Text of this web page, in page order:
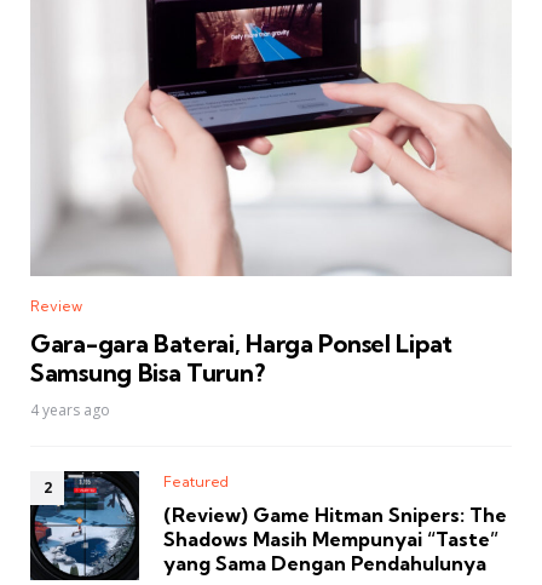
Review
Gara-gara Baterai, Harga Ponsel Lipat
Samsung Bisa Turun?
4 years ago
Featured
(Review) Game Hitman Snipers: The
Shadows Masih Mempunyai “Taste”
yang Sama Dengan Pendahulunya